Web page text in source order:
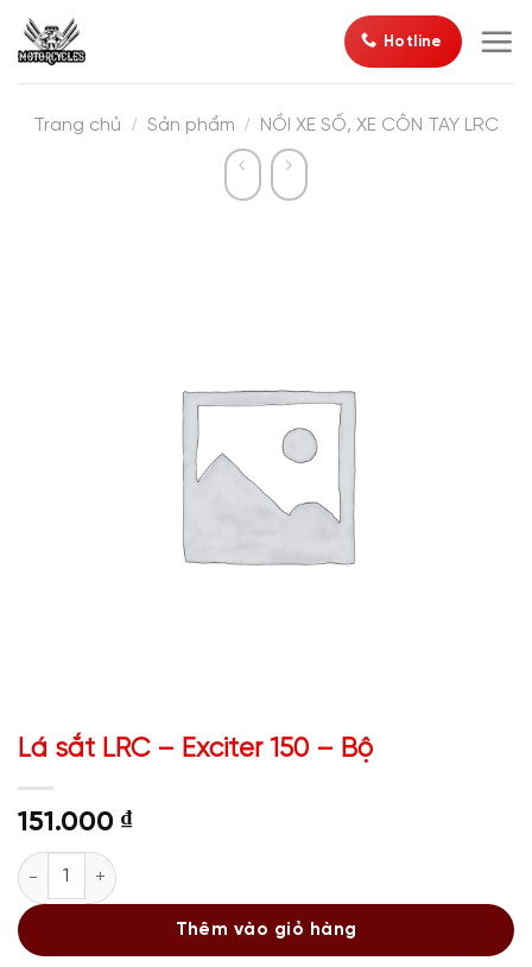
qua
Hotline
Trang chủ / Sản phẩm / NỒI XE SỐ, XE CÔN TAY LRC
Lá sắt LRC – Exciter 150 – Bộ
151.000 ₫
Lá sắt LRC - Exciter 150 - Bộ số lượng
Thêm vào giỏ hàng